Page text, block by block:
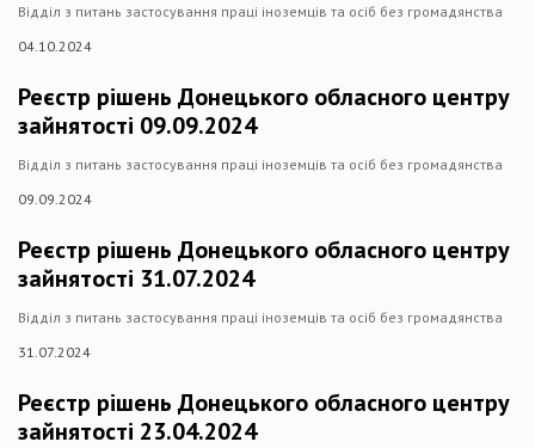
Відділ з питань застосування праці іноземців та осіб без громадянства
04.10.2024
Реєстр рішень Донецького обласного центру
зайнятості 09.09.2024
Відділ з питань застосування праці іноземців та осіб без громадянства
09.09.2024
Реєстр рішень Донецького обласного центру
зайнятості 31.07.2024
Відділ з питань застосування праці іноземців та осіб без громадянства
31.07.2024
Реєстр рішень Донецького обласного центру
зайнятості 23.04.2024